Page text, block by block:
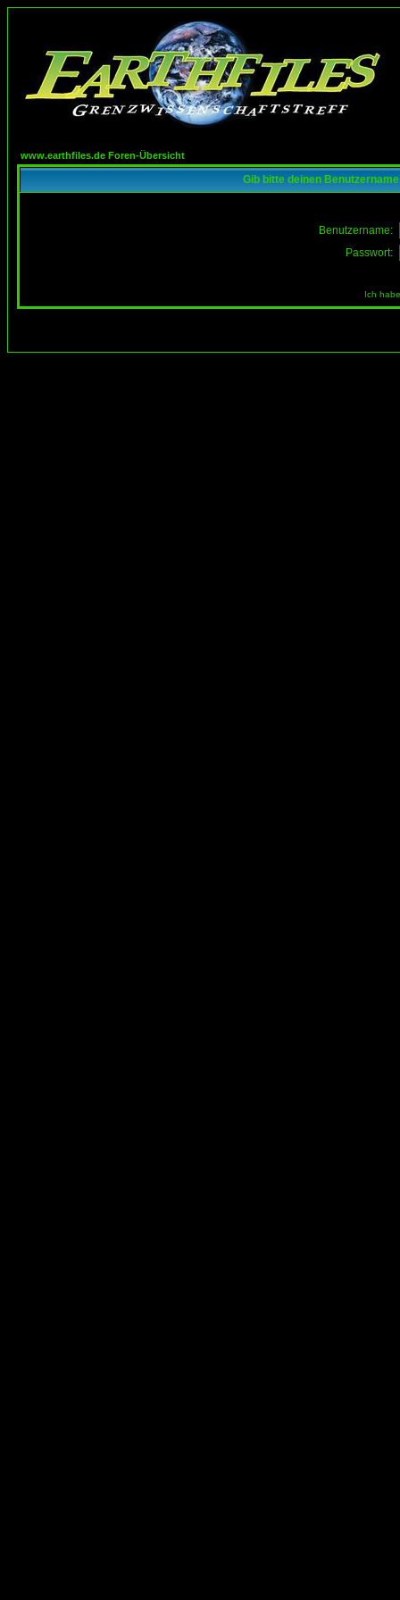
www.earthfiles.de Foren-Übersicht
Gib bitte deinen
Benutzername:
Passwort:
Ich